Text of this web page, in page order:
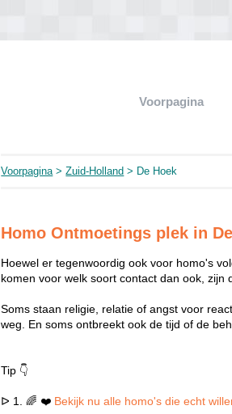
Voorpagina
Voorpagina>Zuid-Holland > De Hoek
Homo Ontmoetings plek in
Hoewel er tegenwoordig ook voor homo's
komen voor welk soort contact dan ook, zijn
Soms staan religie, relatie of angst voor
weg. En soms ontbreekt ook de tijd of de
Tip 👇
ᐅ 1. 🌈 ❤️ Bekijk nu alle homo's die echt